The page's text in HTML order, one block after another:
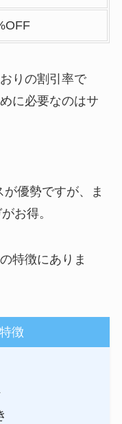
りの割引率で
に必要なのはサ
優勢ですが、ま
お得。
特徴にありま
徴